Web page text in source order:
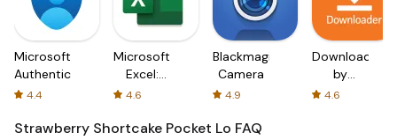
Microsoft
Authenticator
4.4
Microsoft
Excel:
Spreadsheets
4.6
Blackmagic
Camera
4.9
Downloader
by
AFTVnews
4.6
Strawberry Shortcake Pocket Lo FAQ